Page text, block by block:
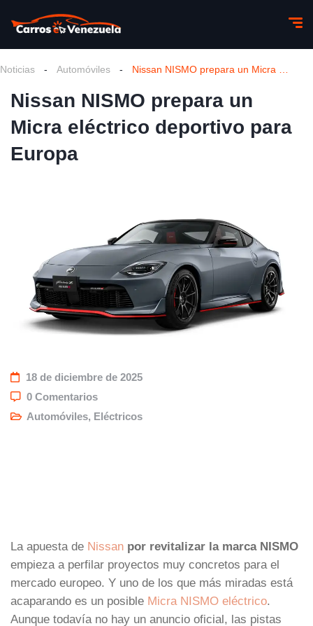
Noticias - Automóviles -
Nissan NISMO prepara un
Micra eléctrico deportivo para
Europa
18 de diciembre de 2025
0 Comentarios
Automóviles, Eléctricos
La apuesta de Nissan por revitalizar la marca NISMO
empieza a perfilar proyectos muy concretos para el
mercado europeo. Y uno de los que más miradas está
acaparando es un posible Micra NISMO eléctrico.
Aunque todavía no hay un anuncio oficial, las pistas